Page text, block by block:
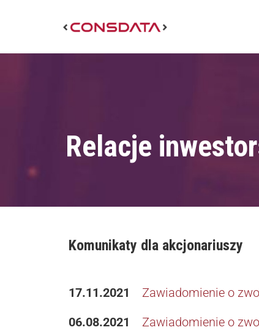
Relacje
Komunikaty dla akcjonariuszy
17.11.2021
Zawiadomienie o
06.08.2021
Zawiadomienie o